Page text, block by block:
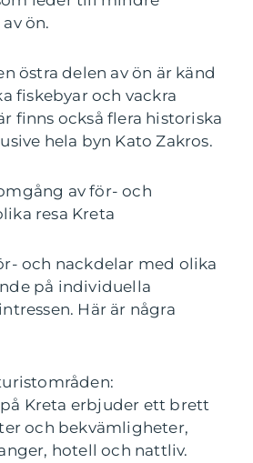
ön.
östra delen av ön är känd
fiskebyar och vackra
finns också flera historiska
hela byn Kato Zakros.
av för- och
resa Kreta
och nackdelar med olika
på individuella
Här är några
Kreta erbjuder ett brett
och bekvämligheter,
hotell och nattliv.